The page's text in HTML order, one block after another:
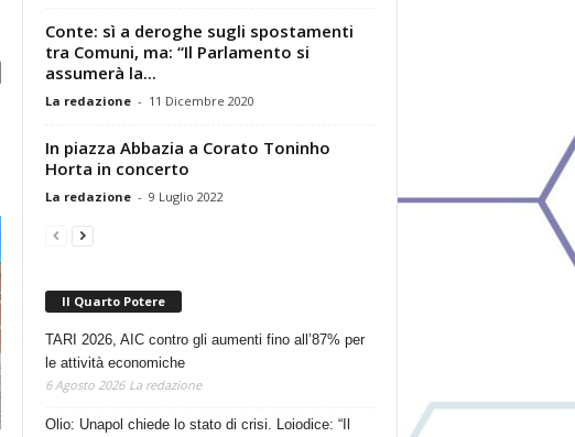
Conte: sì a deroghe sugli spostamenti
tra Comuni, ma: “Il Parlamento si
assumerà la...
La redazione - 11 Dicembre 2020
In piazza Abbazia a Corato Toninho
Horta in concerto
La redazione - 9 Luglio 2022
Il Quarto Potere
TARI 2026, AIC contro gli aumenti fino all’87% per
le attività economiche
6 Agosto 2026 La redazione
Olio: Unapol chiede lo stato di crisi. Loiodice: “Il